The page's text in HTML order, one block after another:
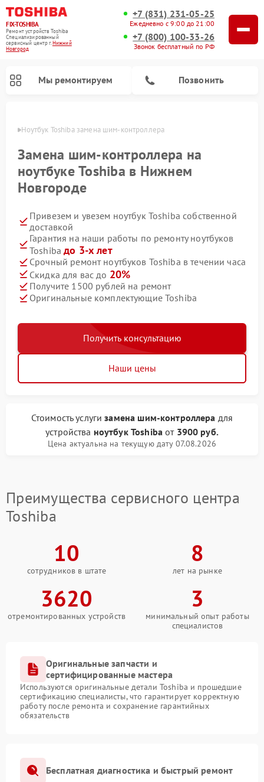
FIX-TOSHIBA
Ремонт устройств Toshiba
Специализированный
cервисный центр г.Нижний
Новгород
+7 (831) 231-05-25
Ежедневно с 9:00 до 21:00
+7 (800) 100-33-26
Звонок бесплатный по РФ
Мы ремонтируем Позвонить
Ноутбук Toshiba замена шим-контроллера
Замена шим-контроллера на
ноутбуке Toshiba в Нижнем
Новгороде
Привезем и увезем ноутбук Toshiba собственной
доставкой
Гарантия на наши работы по ремонту ноутбуков
Toshibaдо 3-х лет
Срочный ремонт ноутбуков Toshiba в течении часа
Скидка для вас до 20%
Получите 1500 рублей на ремонт
Оригинальные комплектующие Toshiba
Получить консультацию
Наши цены
Стоимость услугизамена шим-контроллера для
устройства ноутбук Toshiba от 3900 руб.
Цена актуальна на текущую дату 07.08.2026
Преимущества сервисного центра
Toshiba
10
сотрудников в штате
8
лет на рынке
3620
отремонтированных устройств
3
минимальный опыт работы
специалистов
Оригинальные запчасти и
сертифицированные мастера
Используются оригинальные детали Toshiba и прошедшие
сертификацию специалисты, что гарантирует корректную
работу после ремонта и сохранение гарантийных
обязательств
Бесплатная диагностика и быстрый ремонт